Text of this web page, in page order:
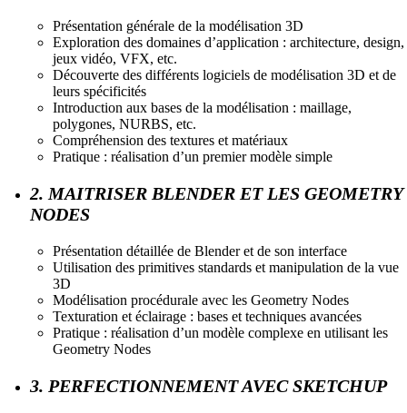
Présentation générale de la modélisation 3D
Exploration des domaines d’application : architecture, design,
jeux vidéo, VFX, etc.
Découverte des différents logiciels de modélisation 3D et de
leurs spécificités
Introduction aux bases de la modélisation : maillage,
polygones, NURBS, etc.
Compréhension des textures et matériaux
Pratique : réalisation d’un premier modèle simple
2. MAITRISER BLENDER ET LES GEOMETRY
NODES
Présentation détaillée de Blender et de son interface
Utilisation des primitives standards et manipulation de la vue
3D
Modélisation procédurale avec les Geometry Nodes
Texturation et éclairage : bases et techniques avancées
Pratique : réalisation d’un modèle complexe en utilisant les
Geometry Nodes
3. PERFECTIONNEMENT AVEC SKETCHUP